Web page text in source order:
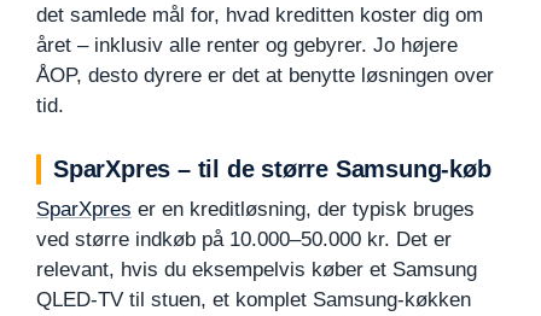
det samlede mål for, hvad kreditten koster dig om
året – inklusiv alle renter og gebyrer. Jo højere
ÅOP, desto dyrere er det at benytte løsningen over
tid.
SparXpres – til de større Samsung-køb
SparXpres er en kreditløsning, der typisk bruges
ved større indkøb på 10.000–50.000 kr. Det er
relevant, hvis du eksempelvis køber et Samsung
QLED-TV til stuen, et komplet Samsung-køkken